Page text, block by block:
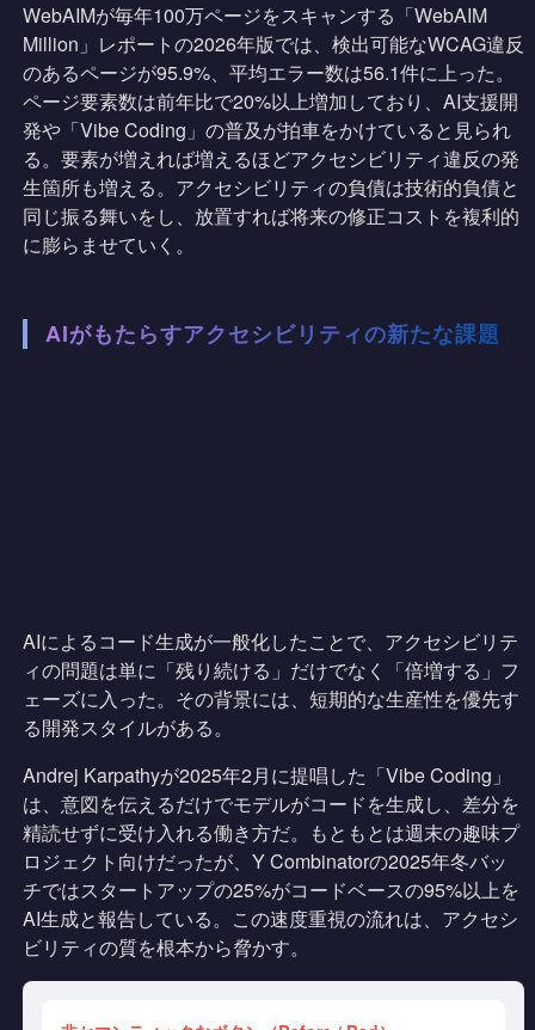
WebAIMが毎年100万ページをスキャンする「WebAIM
Million」レポートの2026年版では、検出可能なWCAG違反
のあるページが95.9%、平均エラー数は56.1件に上った。
ページ要素数は前年比で20%以上増加しており、AI支援開
発や「Vibe Coding」の普及が拍車をかけていると見られ
る。要素が増えれば増えるほどアクセシビリティ違反の発
生箇所も増える。アクセシビリティの負債は技術的負債と
同じ振る舞いをし、放置すれば将来の修正コストを複利的
に膨らませていく。
AIがもたらすアクセシビリティの新たな課題
AIによるコード生成が一般化したことで、アクセシビリテ
ィの問題は単に「残り続ける」だけでなく「倍増する」フ
ェーズに入った。その背景には、短期的な生産性を優先す
る開発スタイルがある。
Andrej Karpathyが2025年2月に提唱した「Vibe Coding」
は、意図を伝えるだけでモデルがコードを生成し、差分を
精読せずに受け入れる働き方だ。もともとは週末の趣味プ
ロジェクト向けだったが、Y Combinatorの2025年冬バッ
チではスタートアップの25%がコードベースの95%以上を
AI生成と報告している。この速度重視の流れは、アクセシ
ビリティの質を根本から脅かす。